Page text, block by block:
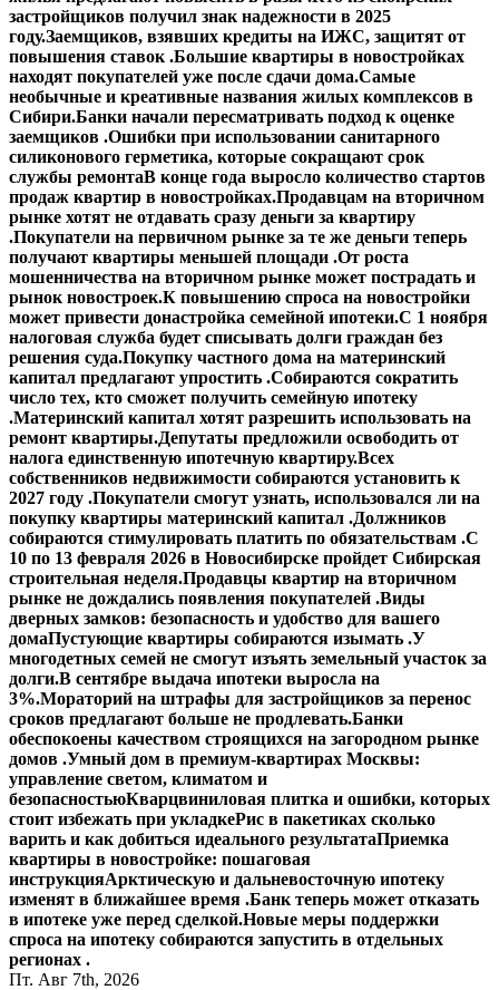
застройщиков получил знак надежности в 2025
году.Заемщиков, взявших кредиты на ИЖС, защитят от
повышения ставок .Большие квартиры в новостройках
находят покупателей уже после сдачи дома.Самые
необычные и креативные названия жилых комплексов в
Сибири.Банки начали пересматривать подход к оценке
заемщиков .Ошибки при использовании санитарного
силиконового герметика, которые сокращают срок
службы ремонтаВ конце года выросло количество стартов
продаж квартир в новостройках.Продавцам на вторичном
рынке хотят не отдавать сразу деньги за квартиру
.Покупатели на первичном рынке за те же деньги теперь
получают квартиры меньшей площади .От роста
мошенничества на вторичном рынке может пострадать и
рынок новостроек.К повышению спроса на новостройки
может привести донастройка семейной ипотеки.С 1 ноября
налоговая служба будет списывать долги граждан без
решения суда.Покупку частного дома на материнский
капитал предлагают упростить .Собираются сократить
число тех, кто сможет получить семейную ипотеку
.Материнский капитал хотят разрешить использовать на
ремонт квартиры.Депутаты предложили освободить от
налога единственную ипотечную квартиру.Всех
собственников недвижимости собираются установить к
2027 году .Покупатели смогут узнать, использовался ли на
покупку квартиры материнский капитал .Должников
собираются стимулировать платить по обязательствам .С
10 по 13 февраля 2026 в Новосибирске пройдет Сибирская
строительная неделя.Продавцы квартир на вторичном
рынке не дождались появления покупателей .Виды
дверных замков: безопасность и удобство для вашего
домаПустующие квартиры собираются изымать .У
многодетных семей не смогут изъять земельный участок за
долги.В сентябре выдача ипотеки выросла на
3%.Мораторий на штрафы для застройщиков за перенос
сроков предлагают больше не продлевать.Банки
обеспокоены качеством строящихся на загородном рынке
домов .Умный дом в премиум-квартирах Москвы:
управление светом, климатом и
безопасностьюКварцвиниловая плитка и ошибки, которых
стоит избежать при укладкеРис в пакетиках сколько
варить и как добиться идеального результатаПриемка
квартиры в новостройке: пошаговая
инструкцияАрктическую и дальневосточную ипотеку
изменят в ближайшее время .Банк теперь может отказать
в ипотеке уже перед сделкой.Новые меры поддержки
спроса на ипотеку собираются запустить в отдельных
регионах .
Пт. Авг 7th, 2026